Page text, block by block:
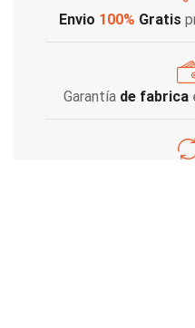
Envio 100% Gratis
Garantía de fabrica